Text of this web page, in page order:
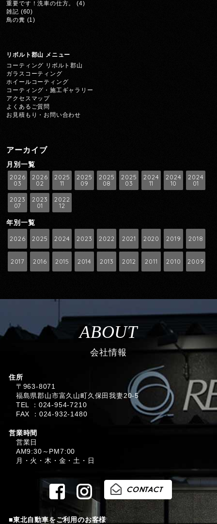
重要です！洗車の仕方。
(4)
雑記 (60)
鳥の糞 (1)
リボルト郡山 メニュー
コーティング リボルト郡山
ガラスコーティング
ホイールコーティング
コーティング・施工ギャラリー
アクセスマップ
よくあるご質問
お見積もり・お問い合わせ
アーカイブ
月別一覧
2026
03
2026
02
2025
11
2025
09
2025
08
2025
03
2024
11
2024
10
2024
01
2023
07
2023
01
2022
12
年別一覧
2026 2025 2024 2023 2022 2021 2020 2019 2018
2017 2016 2015 2014 2013 2012 2011 2010 2009
ABOUT
会社情報
住所
〒963-8071
福島県郡山市富久山町久保田我妻20-5
TEL ：024-954-7210
FAX ：024-932-1480
営業時間
営業日
AM9:30～PM7:00
月・火・木・金・土・日
■東北自動車をご利用のお客様